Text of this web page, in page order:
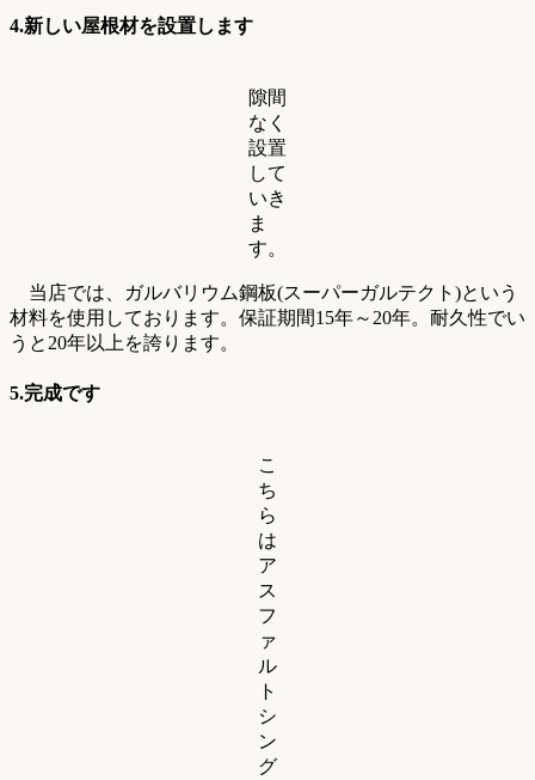
4.新しい屋根材を設置します
隙間
なく
設置
して
いき
ま
す。
当店では、ガルバリウム鋼板(スーパーガルテクト)という
材料を使用しております。保証期間15年～20年。耐久性でい
うと20年以上を誇ります。
5.完成です
こ
ち
ら
は
ア
ス
フ
ァ
ル
ト
シ
ン
グ